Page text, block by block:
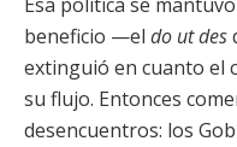
beneficio —el do ut des
extinguió en cuanto el
su flujo. Entonces
desencuentros: los